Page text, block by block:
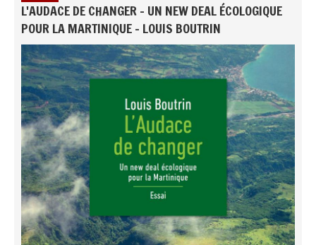
L'AUDACE DE CHANGER - UN NEW DEAL ÉCOLOGIQUE
POUR LA MARTINIQUE - LOUIS BOUTRIN